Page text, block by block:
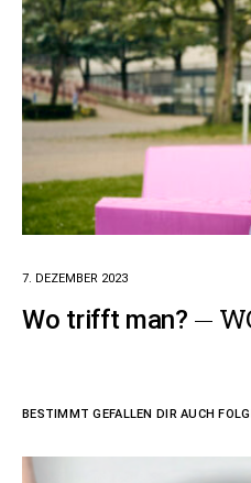
7. DEZEMBER 2023
Wo trifft man?
BESTIMMT GEFALLEN DIR AUCH